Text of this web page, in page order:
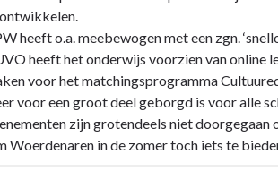
heeft o.a. meebewogen met een zgn.
heeft het onderwijs voorzien van online
voor het matchingsprogramma
voor een groot deel geborgd is voor alle
zijn grotendeels niet
Woerdenaren in de zomer toch iets te